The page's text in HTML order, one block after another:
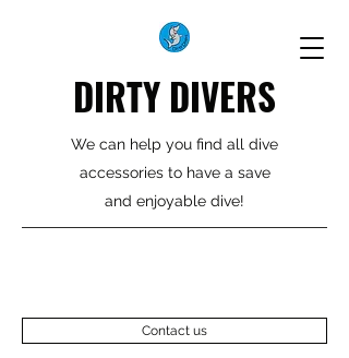
DIRTY DIVERS
We can help you find all dive
accessories to have a save
and enjoyable dive!
Contact us